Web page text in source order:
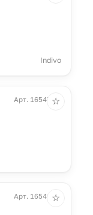
Indivo
Арт. 16547.14
☆
Арт. 16546.59
☆